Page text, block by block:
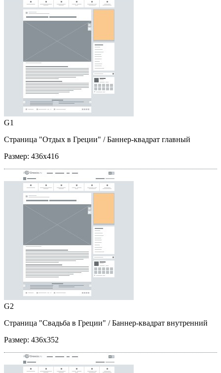
G1
Страница "Отдых в Греции" / Баннер-квадрат главный
Размер: 436x416
G2
Страница "Свадьба в Греции" / Баннер-квадрат внутренний
Размер: 436x352